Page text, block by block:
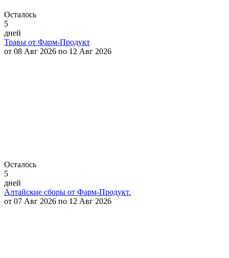
Осталось
5
дней
Травы от Фарм-Продукт
от 08 Авг 2026 по 12 Авг 2026
Осталось
5
дней
Алтайские сборы от Фарм-Продукт.
от 07 Авг 2026 по 12 Авг 2026